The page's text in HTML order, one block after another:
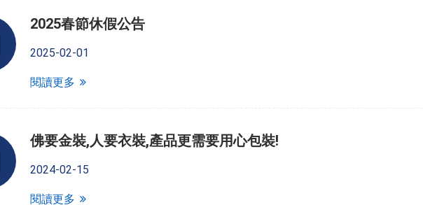
2025春節休假公告
2025-02-01
閱讀更多
佛要金裝,人要衣裝,產品更需要用心包裝!
2024-02-15
閱讀更多